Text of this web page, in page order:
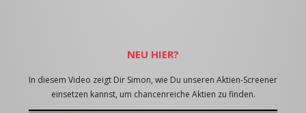
NEU HIER?
In diesem Video zeigt Dir Simon, wie Du unseren Aktien-Screener
einsetzen kannst, um chancenreiche Aktien zu finden.